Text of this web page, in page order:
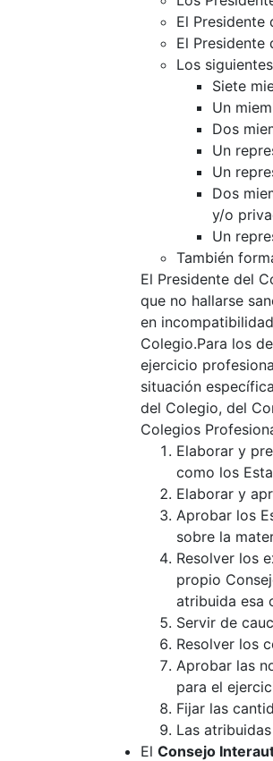
El Presidente
El
Los
Siete
Un
Dos
Un
Un
Dos
y/o
Un
También
El Presidente del
que no hallarse
en
Colegio.Para los
ejercicio
situación
del Colegio, del
Colegios
Elaborar y
como los
Elaborar y
Aprobar los
sobre la
Resolver los
propio
atribuida esa
Servir de
Resolver los
Aprobar las
para el
Fijar las
Las
El Consejo